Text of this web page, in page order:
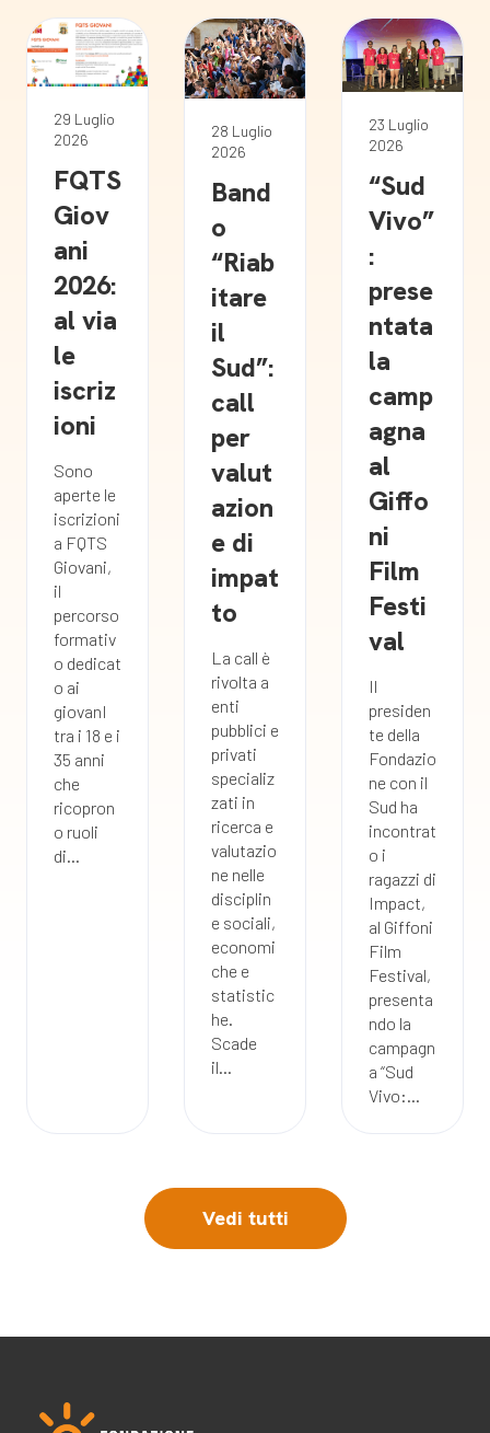
29 Luglio
2026
FQTS
Giov
ani
2026:
al via
le
iscriz
ioni
Sono
aperte le
iscrizioni
a FQTS
Giovani,
il
percorso
formativ
o dedicat
o ai
giovanI
tra i 18 e i
35 anni
che
ricopron
o ruoli
di...
28 Luglio
2026
Band
o
“Riab
itare
il
Sud”:
call
per
valut
azion
e di
impat
to
La call è
rivolta a
enti
pubblici e
privati
specializ
zati in
ricerca e
valutazio
ne nelle
disciplin
e sociali,
economi
che e
statistic
he.
Scade
il...
23 Luglio
2026
“Sud
Vivo”
:
prese
ntata
la
camp
agna
al
Giffo
ni
Film
Festi
val
Il
presiden
te della
Fondazio
ne con il
Sud ha
incontrat
o i
ragazzi di
Impact,
al Giffoni
Film
Festival,
presenta
ndo la
campagn
a “Sud
Vivo:...
Vedi tutti